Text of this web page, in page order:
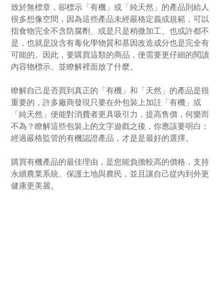
致於無標章，卻標示「有機」或「純天然」的產品則給人
很多想像空間，因為這些產品未經嚴格定義或規範，可以
指食物完全不含防腐劑、或是只是稍微加工、也或許都不
是，也就是說含有毒化學物質和基因改造成分也是完全有
可能的。因此，要購買這類的商品，便需要更仔細的閱讀
內容物標示、並瞭解裡面放了什麼。
瞭解自己是否買到真正的「有機」和「天然」的產品是很
重要的，許多廠商發現只要在外包裝上加註「有機」或
「純天然」便能對消費者更具吸引力，提高售價，何樂而
不為？瞭解這些包裝上的文字遊戲之後，你應該要明白：
經過嚴格監管的有機認證產品，才是是最好的選擇。
購買有機產品的最佳理由，是您能負擔較高的價格，支持
永續農業系統、保護土地與農民，並且讓自己從內到外更
健康更美麗。